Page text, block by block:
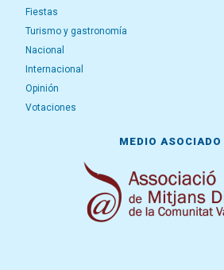
Fiestas
Turismo y gastronomía
Nacional
Internacional
Opinión
Votaciones
MEDIO ASOCIADO